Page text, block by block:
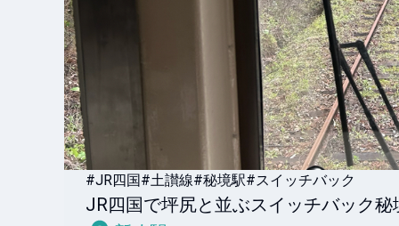
#JR四国#土讃線#秘境駅#スイッチバック
JR四国で坪尻と並ぶスイッチバック秘